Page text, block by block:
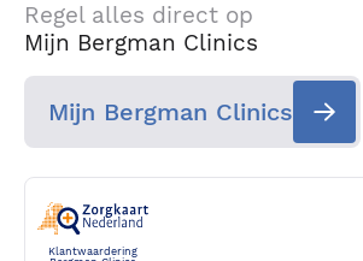
Regel alles direct op
Mijn Bergman Clinics
Mijn Bergman Clinics
Klantwaardering